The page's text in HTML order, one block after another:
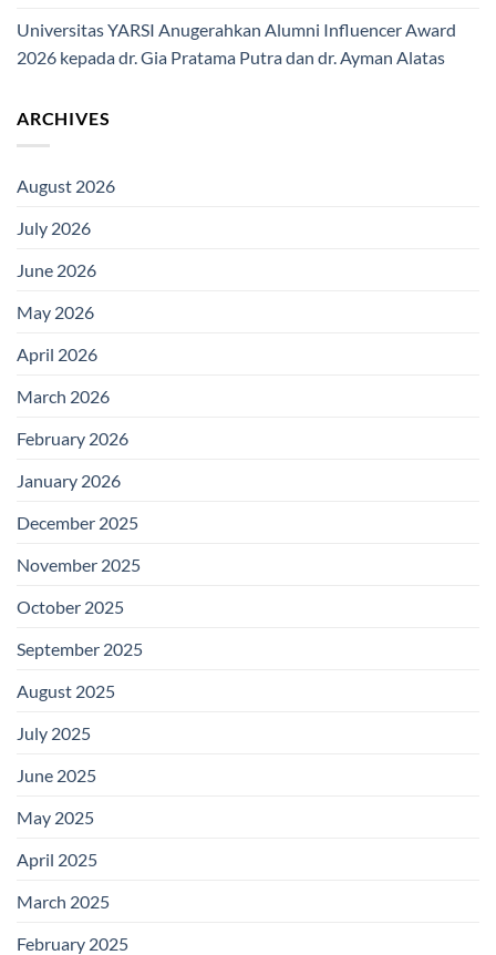
Universitas YARSI Anugerahkan Alumni Influencer Award
2026 kepada dr. Gia Pratama Putra dan dr. Ayman Alatas
ARCHIVES
August 2026
July 2026
June 2026
May 2026
April 2026
March 2026
February 2026
January 2026
December 2025
November 2025
October 2025
September 2025
August 2025
July 2025
June 2025
May 2025
April 2025
March 2025
February 2025